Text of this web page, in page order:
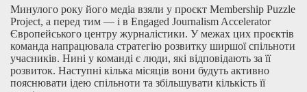
Минулого року його медіа взяли у проєкт Membership Puzzle
Project, а перед тим — і в Engaged Journalism Accelerator
Європейського центру журналістики. У межах цих проєктів
команда напрацювала стратегію розвитку ширшої спільноти
учасників. Нині у команді є люди, які відповідають за її
розвиток. Наступні кілька місяців вони будуть активно
пояснювати ідею спільноти та збільшувати кількість її